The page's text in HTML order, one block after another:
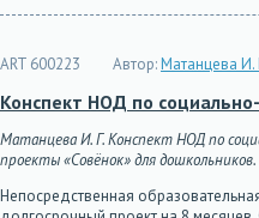
ART 600223 Автор:Матанцева И.
Конспект НОД по
Матанцева И. Г. Конспект НОД по
проекты «Совёнок» для
Непосредственная